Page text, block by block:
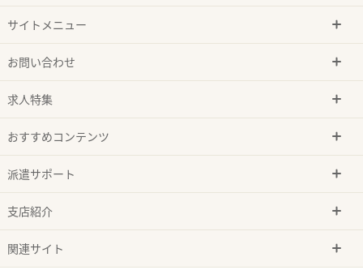
サイトメニュー
お問い合わせ
求人特集
おすすめコンテンツ
派遣サポート
支店紹介
関連サイト